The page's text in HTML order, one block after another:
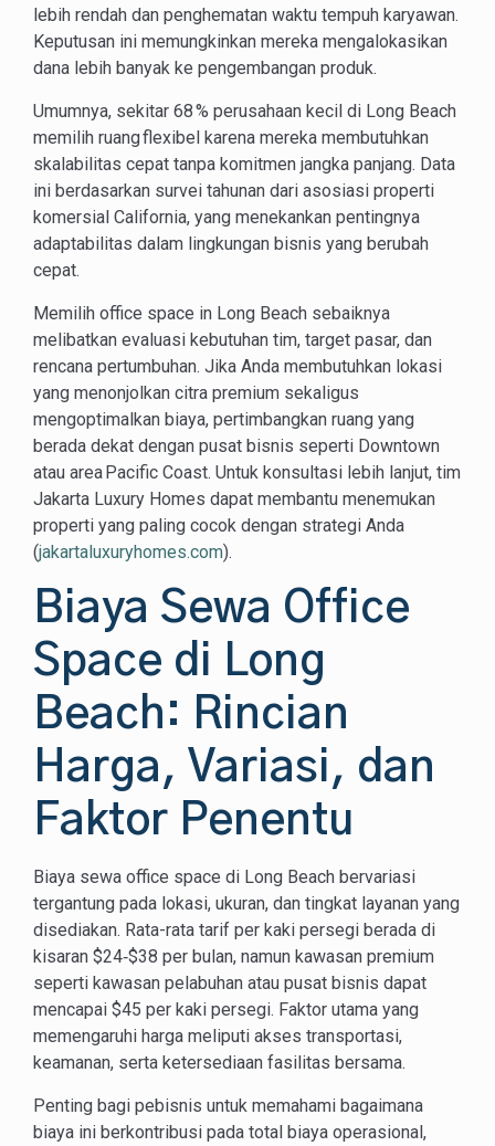
lebih rendah dan penghematan waktu tempuh karyawan.
Keputusan ini memungkinkan mereka mengalokasikan
dana lebih banyak ke pengembangan produk.
Umumnya, sekitar 68 % perusahaan kecil di Long Beach
memilih ruang flexibel karena mereka membutuhkan
skalabilitas cepat tanpa komitmen jangka panjang. Data
ini berdasarkan survei tahunan dari asosiasi properti
komersial California, yang menekankan pentingnya
adaptabilitas dalam lingkungan bisnis yang berubah
cepat.
Memilih office space in Long Beach sebaiknya
melibatkan evaluasi kebutuhan tim, target pasar, dan
rencana pertumbuhan. Jika Anda membutuhkan lokasi
yang menonjolkan citra premium sekaligus
mengoptimalkan biaya, pertimbangkan ruang yang
berada dekat dengan pusat bisnis seperti Downtown
atau area Pacific Coast. Untuk konsultasi lebih lanjut, tim
Jakarta Luxury Homes dapat membantu menemukan
properti yang paling cocok dengan strategi Anda
(jakartaluxuryhomes.com).
Biaya Sewa Office
Space di Long
Beach: Rincian
Harga, Variasi, dan
Faktor Penentu
Biaya sewa office space di Long Beach bervariasi
tergantung pada lokasi, ukuran, dan tingkat layanan yang
disediakan. Rata-rata tarif per kaki persegi berada di
kisaran $24‑$38 per bulan, namun kawasan premium
seperti kawasan pelabuhan atau pusat bisnis dapat
mencapai $45 per kaki persegi. Faktor utama yang
memengaruhi harga meliputi akses transportasi,
keamanan, serta ketersediaan fasilitas bersama.
Penting bagi pebisnis untuk memahami bagaimana
biaya ini berkontribusi pada total biaya operasional,